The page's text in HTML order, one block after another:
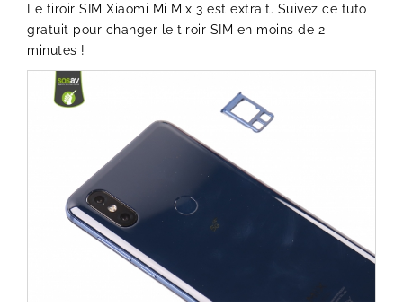
Le tiroir SIM Xiaomi Mi Mix 3 est extrait. Suivez ce tuto
gratuit pour changer le tiroir SIM en moins de 2
minutes !